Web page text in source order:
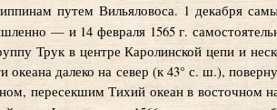
путем Вильяловоса. 1 декабря
— и 14 февраля 1565 г.
Трук в центре Каролинской цепи и
океана далеко на север (к 43° с. ш.),
пересекшим Тихий океан в восточном